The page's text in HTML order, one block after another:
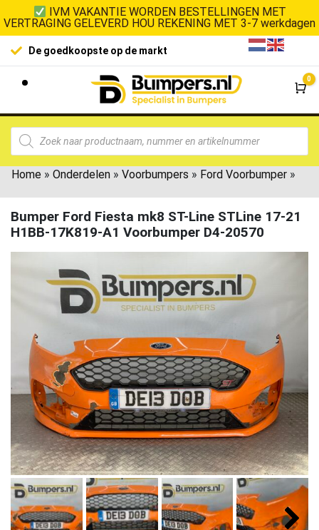
IVM VAKANTIE WORDEN BESTELLINGEN MET
VERTRAGING GELEVERD HOU REKENING MET 3-7 werkdagen
De goedkoopste op de markt
0
Home » Onderdelen » Voorbumpers » Ford Voorbumper »
Bumper Ford Fiesta mk8 ST-Line STLine 17-21
H1BB-17K819-A1 Voorbumper D4-20570